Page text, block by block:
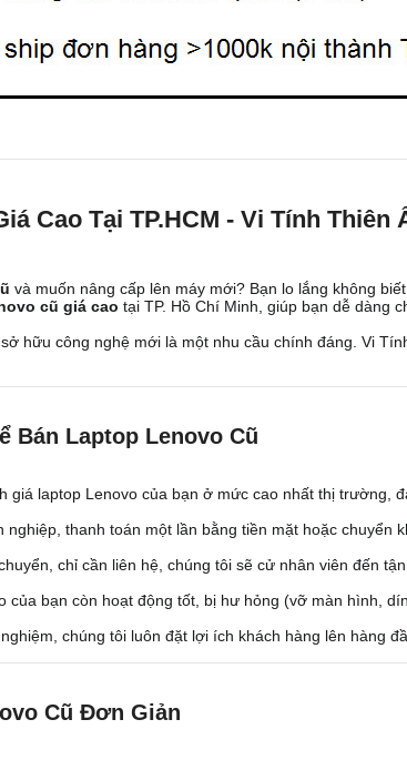
Cao Tại TP.HCM - Vi Tính Thiên
và muốn nâng cấp lên máy mới? Bạn lo lắng không biết
cũ giá cao tại TP. Hồ Chí Minh, giúp bạn dễ dàng
hữu công nghệ mới là một nhu cầu chính đáng. Vi
Bán Laptop Lenovo Cũ
giá laptop Lenovo của bạn ở mức cao nhất thị trường,
nghiệp, thanh toán một lần bằng tiền mặt hoặc chuyển
chỉ cần liên hệ, chúng tôi sẽ cử nhân viên đến
của bạn còn hoạt động tốt, bị hư hỏng (vỡ màn hình,
chúng tôi luôn đặt lợi ích khách hàng lên hàng
Cũ Đơn Giản